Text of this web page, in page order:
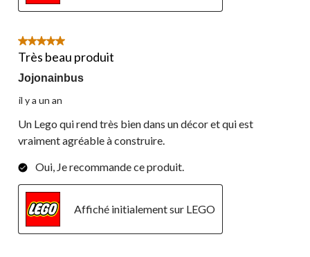
5 étoile(s) sur 5.
Très beau produit
Jojonainbus
il y a un an
Un Lego qui rend très bien dans un décor et qui est
vraiment agréable à construire.
Oui, Je recommande ce produit.
Affiché initialement sur LEGO